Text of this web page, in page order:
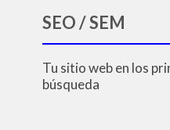
SEO / SEM
Tu sitio web en los
búsqueda